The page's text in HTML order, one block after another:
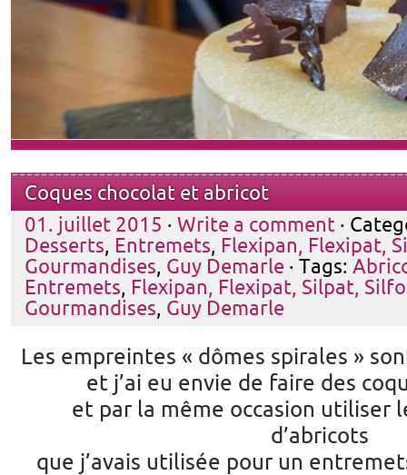
Coques chocolat et abricot
01. juillet 2015 · Write a comment ·
Desserts, Entremets, Flexipan, Flexipat,
Gourmandises, Guy Demarle · Tags:
Entremets, Flexipan, Flexipat, Silpat,
Gourmandises, Guy Demarle
Les empreintes « dômes spirales »
et j’ai eu envie de faire des
et par la même occasion utiliser
d’abricots
que j’avais utilisée pour un